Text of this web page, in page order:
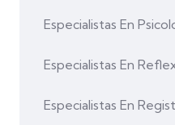
Especialistas En
Especialistas En
Especialistas En